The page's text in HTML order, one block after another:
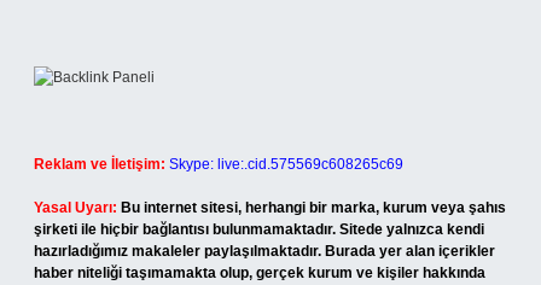
Reklam ve İletişim: Skype: live:.cid.575569c608265c69
Yasal Uyarı: Bu internet sitesi, herhangi bir marka, kurum veya şahıs
şirketi ile hiçbir bağlantısı bulunmamaktadır. Sitede yalnızca kendi
hazırladığımız makaleler paylaşılmaktadır. Burada yer alan içerikler
haber niteliği taşımamakta olup, gerçek kurum ve kişiler hakkında